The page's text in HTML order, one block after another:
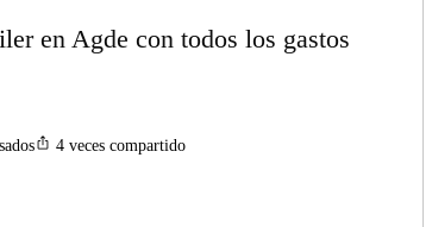
en Agde con todos los gastos
ios_share 4 veces compartido